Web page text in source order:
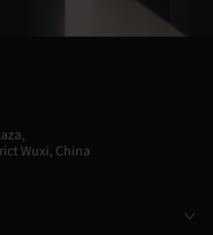
Wuxi, China